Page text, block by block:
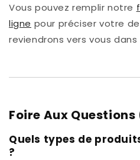
Vous pouvez remplir notre
ligne pour préciser votre
reviendrons vers vous
Foire Aux Questions
Quels types de
?